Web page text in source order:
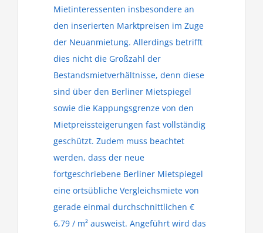
Mietinteressenten insbesondere an
den inserierten Marktpreisen im Zuge
der Neuanmietung. Allerdings betrifft
dies nicht die Großzahl der
Bestandsmietverhältnisse, denn diese
sind über den Berliner Mietspiegel
sowie die Kappungsgrenze von den
Mietpreissteigerungen fast vollständig
geschützt. Zudem muss beachtet
werden, dass der neue
fortgeschriebene Berliner Mietspiegel
eine ortsübliche Vergleichsmiete von
gerade einmal durchschnittlichen €
6,79 / m² ausweist. Angeführt wird das